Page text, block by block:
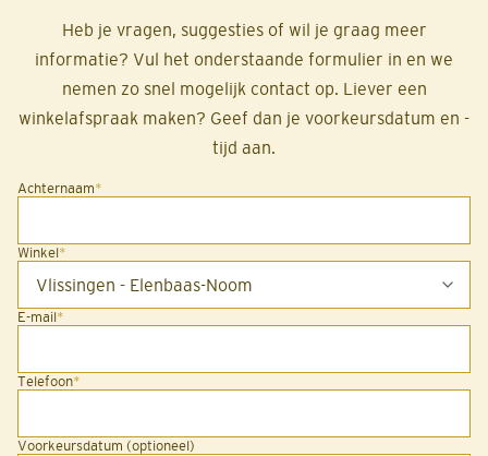
Heb je vragen, suggesties of wil je graag meer
informatie? Vul het onderstaande formulier in en we
nemen zo snel mogelijk contact op. Liever een
winkelafspraak maken? Geef dan je voorkeursdatum en -
tijd aan.
Achternaam*
Winkel*
E-mail*
Telefoon*
Voorkeursdatum (optioneel)